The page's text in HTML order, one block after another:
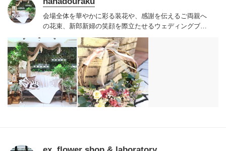
会場全体を華やかに彩る装花や、感謝を伝えるご両親へ
の花束、新郎新婦の笑顔を際立たせるウェディングブー
ケを通じて、お二人の大切な記念日をお手伝い致しま
す。併設のショップで行うお打ち合わせでは、実際に花
の色を確かめ、イメージを膨らませることができるのが
魅力。さまざまな会場、数々のウェディングスタイルで
の経験をもとに、専属チームが新郎新婦様の想いをカタ
チに致します。